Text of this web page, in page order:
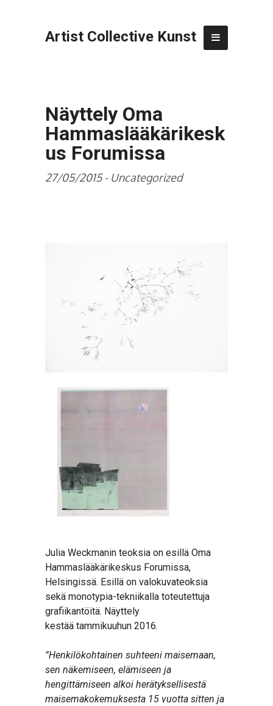
Artist Collective Kunst
Näyttely Oma
Hammaslääkärikesk
us Forumissa
27/05/2015 - Uncategorized
Julia Weckmanin teoksia on esillä Oma
Hammaslääkärikeskus Forumissa,
Helsingissä. Esillä on valokuvateoksia
sekä monotypia-tekniikalla toteutettuja
grafiikantöitä. Näyttely
kestää tammikuuhun 2016.
”Henkilökohtainen suhteeni maisemaan,
sen näkemiseen, elämiseen ja
hengittämiseen alkoi herätyksellisestä
maisemakokemuksesta 15 vuotta sitten ja